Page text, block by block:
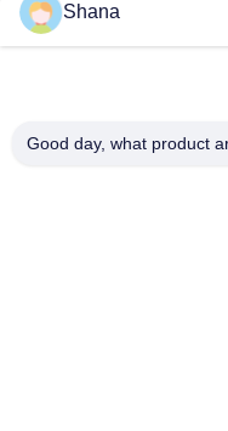
Tableau blanc interactif
pouces avec écran
10 points tactiles
Shana
Good day, what product